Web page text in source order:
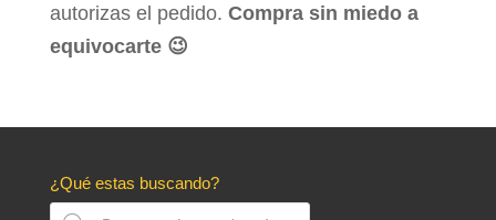
autorizas el pedido. Compra sin miedo a
equivocarte 😉
¿Qué estas buscando?